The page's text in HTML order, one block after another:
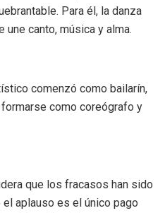
Para él, la danza
canto, música y alma.
comenzó como bailarín,
como coreógrafo y
que los fracasos han sido
aplauso es el único pago